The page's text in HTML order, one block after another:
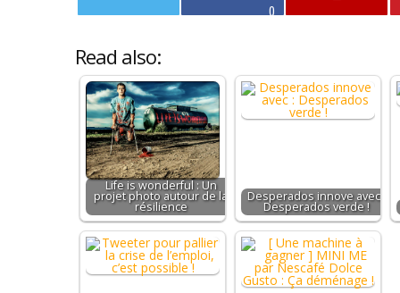
0
Read also:
Life is wonderful : Un
projet photo autour de la
résilience
Desperados innove avec :
Desperados verde !